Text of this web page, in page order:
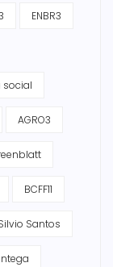
ENBR3
social
AGRO3
BCFF11
Santos